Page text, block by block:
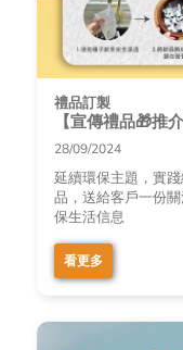
禮品訂製
【宣傳禮品🎁推
28/09/2024
延續環保主題，實
品，送給客戶一份
保生活信息
看更多